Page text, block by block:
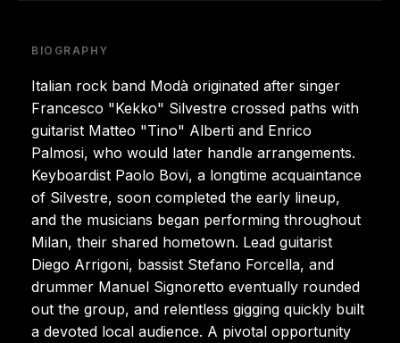
BIOGRAPHY
Italian rock band Modà originated after singer
Francesco "Kekko" Silvestre crossed paths with
guitarist Matteo "Tino" Alberti and Enrico
Palmosi, who would later handle arrangements.
Keyboardist Paolo Bovi, a longtime acquaintance
of Silvestre, soon completed the early lineup,
and the musicians began performing throughout
Milan, their shared hometown. Lead guitarist
Diego Arrigoni, bassist Stefano Forcella, and
drummer Manuel Signoretto eventually rounded
out the group, and relentless gigging quickly built
a devoted local audience. A pivotal opportunity